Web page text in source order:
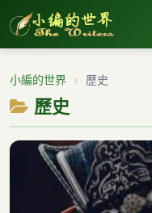
小編的世界 歷史
歷史